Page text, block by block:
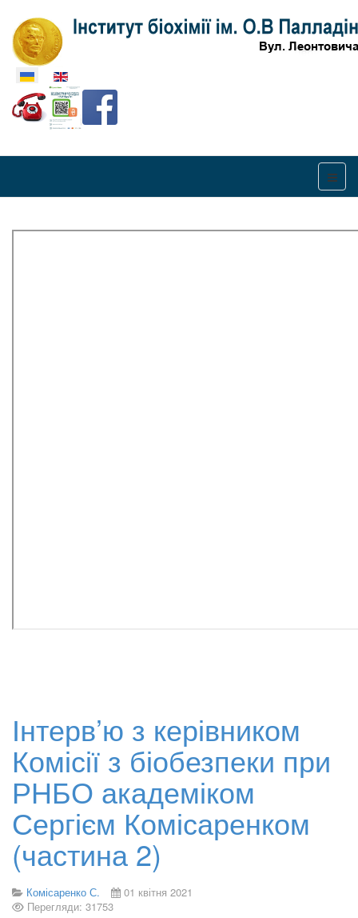
Оберіть свою мову
Інтерв’ю з керівником
Комісії з біобезпеки при
РНБО академіком
Сергієм Комісаренком
(частина 2)
Комісаренко С.
01 квітня 2021
Перегляди: 31753